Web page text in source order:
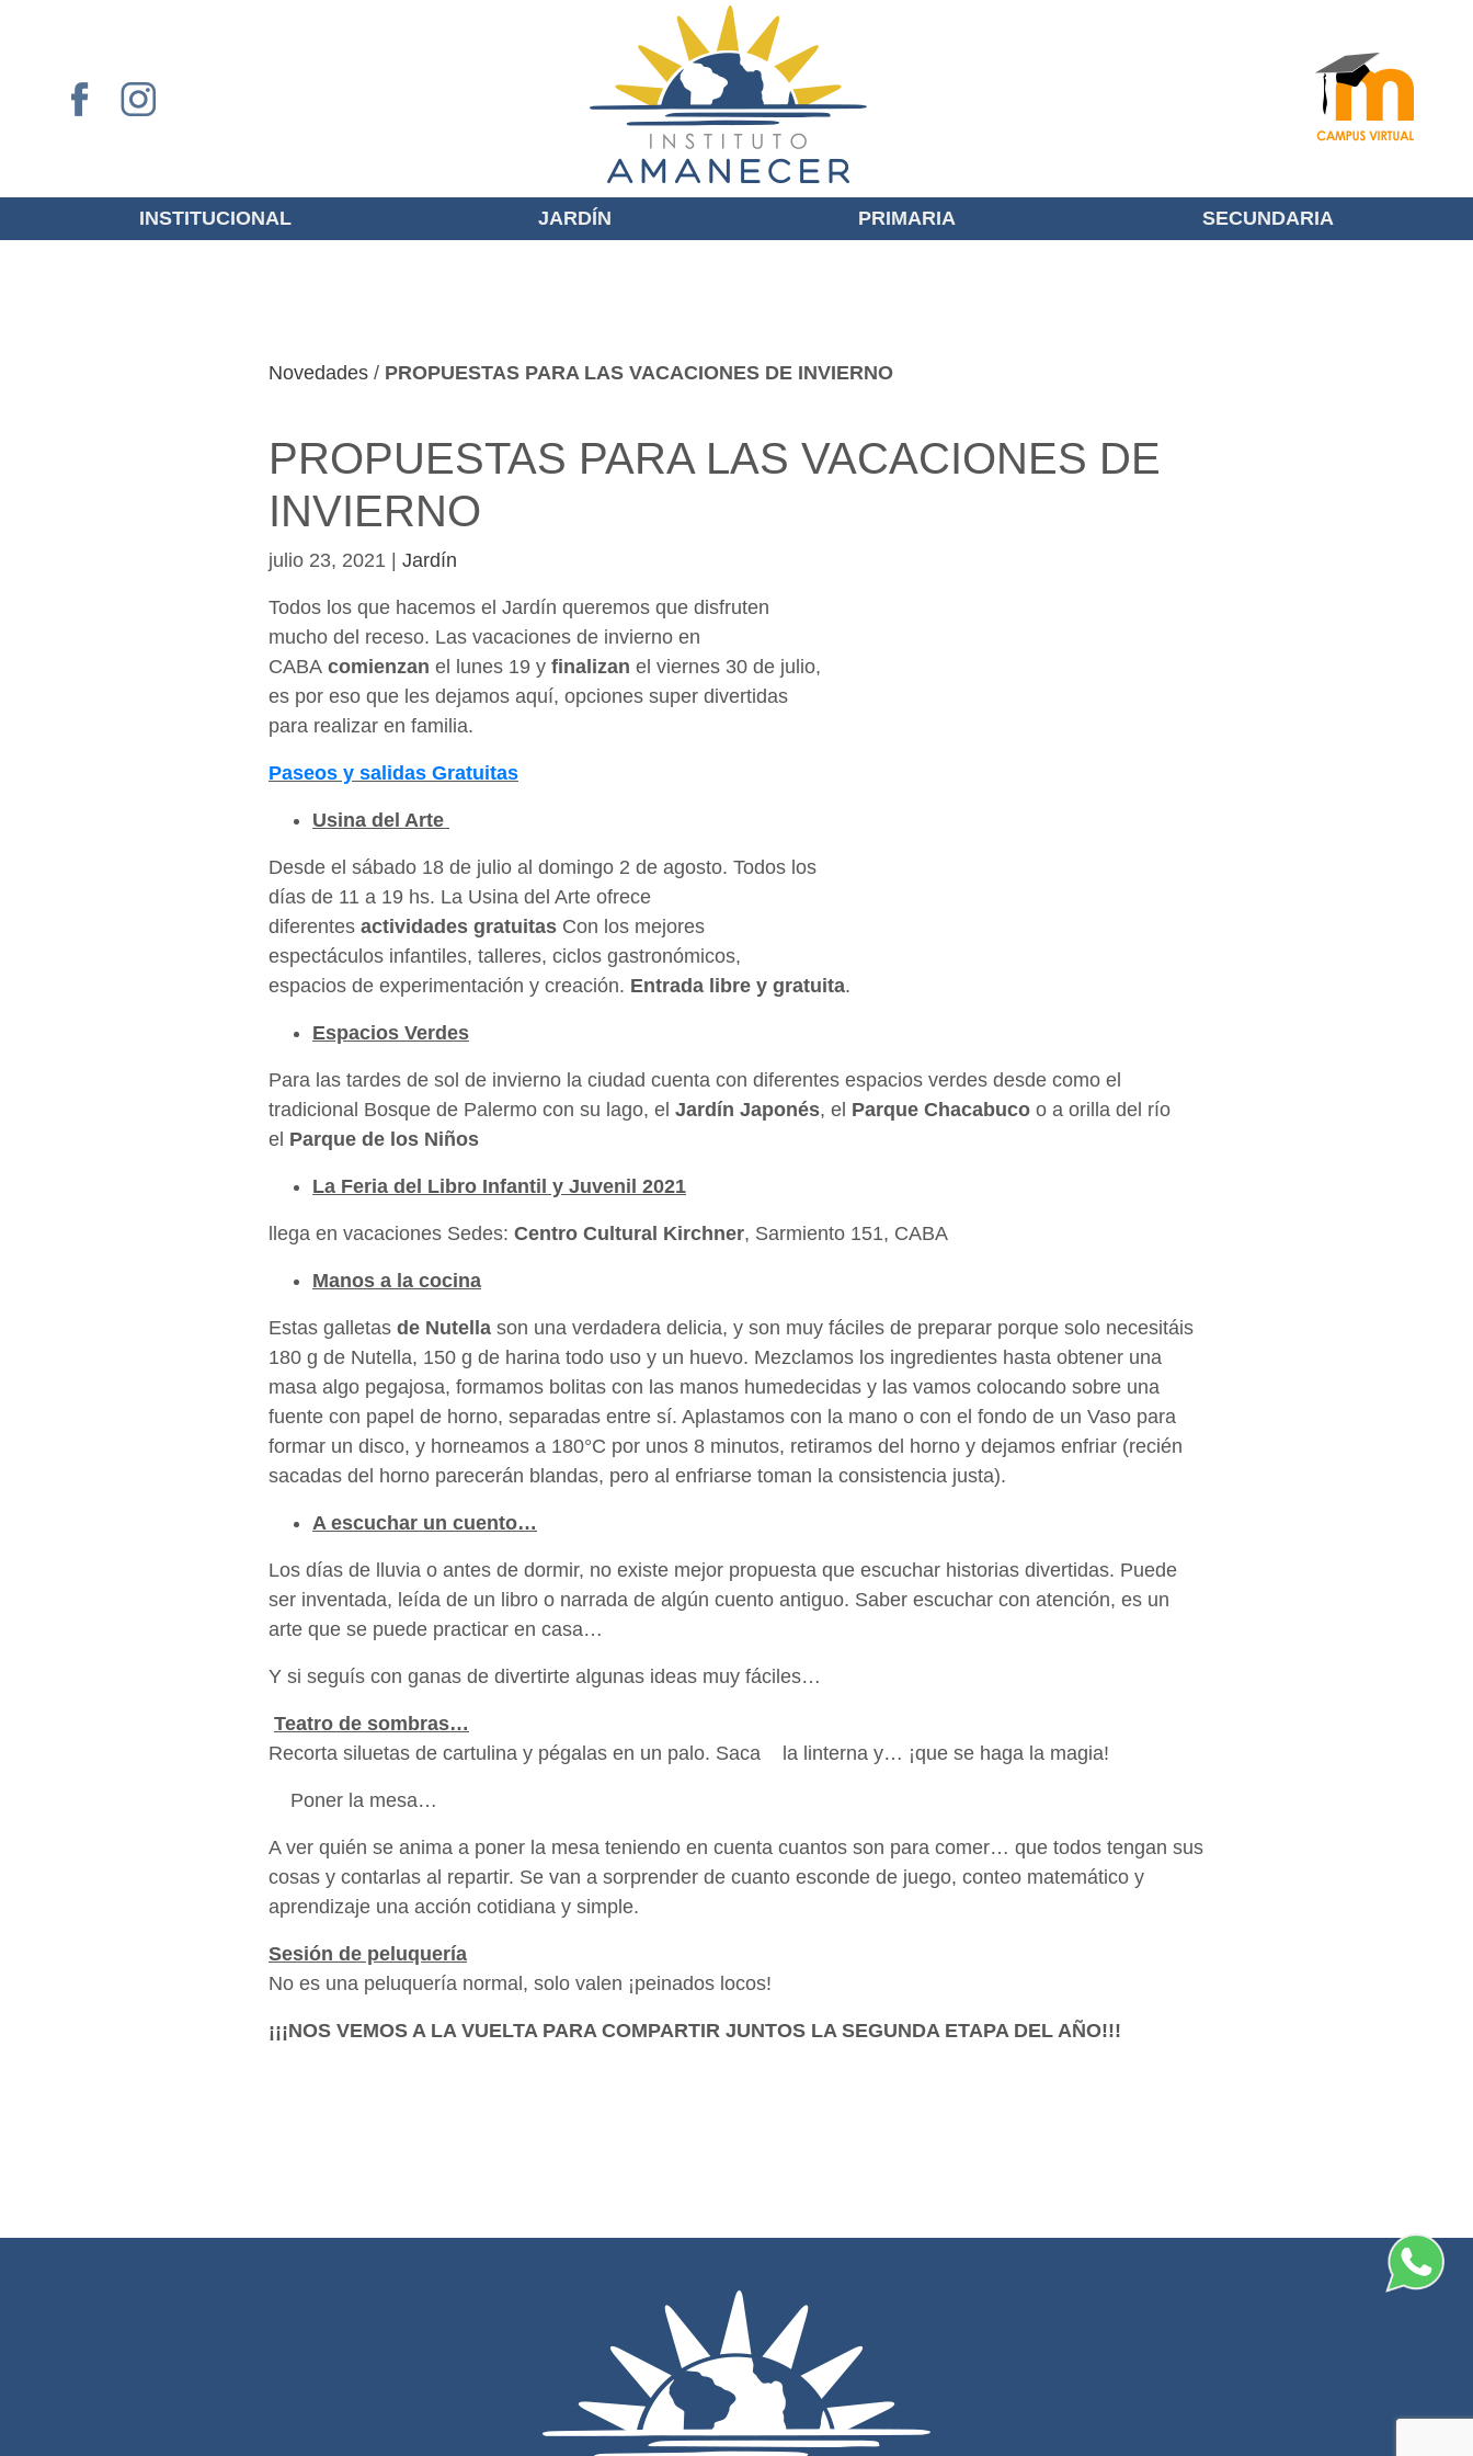
INSTITUCIONAL JARDÍN PRIMARIA SECUNDARIA
Novedades / PROPUESTAS PARA LAS VACACIONES DE INVIERNO
PROPUESTAS PARA LAS VACACIONES DE
INVIERNO
julio 23, 2021 | Jardín
Todos los que hacemos el Jardín queremos que disfruten
mucho del receso. Las vacaciones de invierno en
CABA comienzan el lunes 19 y finalizan el viernes 30 de julio,
es por eso que les dejamos aquí, opciones super divertidas
para realizar en familia.
Paseos y salidas Gratuitas
Usina del Arte
Desde el sábado 18 de julio al domingo 2 de agosto. Todos los
días de 11 a 19 hs. La Usina del Arte ofrece
diferentes actividades gratuitas Con los mejores
espectáculos infantiles, talleres, ciclos gastronómicos,
espacios de experimentación y creación. Entrada libre y gratuita.
Espacios Verdes
Para las tardes de sol de invierno la ciudad cuenta con diferentes espacios verdes desde como el
tradicional Bosque de Palermo con su lago, el Jardín Japonés, el Parque Chacabuco o a orilla del río
el Parque de los Niños
La Feria del Libro Infantil y Juvenil 2021
llega en vacaciones Sedes: Centro Cultural Kirchner, Sarmiento 151, CABA
Manos a la cocina
Estas galletas de Nutella son una verdadera delicia, y son muy fáciles de preparar porque solo necesitáis
180 g de Nutella, 150 g de harina todo uso y un huevo. Mezclamos los ingredientes hasta obtener una
masa algo pegajosa, formamos bolitas con las manos humedecidas y las vamos colocando sobre una
fuente con papel de horno, separadas entre sí. Aplastamos con la mano o con el fondo de un Vaso para
formar un disco, y horneamos a 180°C por unos 8 minutos, retiramos del horno y dejamos enfriar (recién
sacadas del horno parecerán blandas, pero al enfriarse toman la consistencia justa).
A escuchar un cuento…
Los días de lluvia o antes de dormir, no existe mejor propuesta que escuchar historias divertidas. Puede
ser inventada, leída de un libro o narrada de algún cuento antiguo. Saber escuchar con atención, es un
arte que se puede practicar en casa…
Y si seguís con ganas de divertirte algunas ideas muy fáciles…
Teatro de sombras…
Recorta siluetas de cartulina y pégalas en un palo. Saca la linterna y… ¡que se haga la magia!
Poner la mesa…
A ver quién se anima a poner la mesa teniendo en cuenta cuantos son para comer… que todos tengan sus
cosas y contarlas al repartir. Se van a sorprender de cuanto esconde de juego, conteo matemático y
aprendizaje una acción cotidiana y simple.
Sesión de peluquería
No es una peluquería normal, solo valen ¡peinados locos!
¡¡¡NOS VEMOS A LA VUELTA PARA COMPARTIR JUNTOS LA SEGUNDA ETAPA DEL AÑO!!!